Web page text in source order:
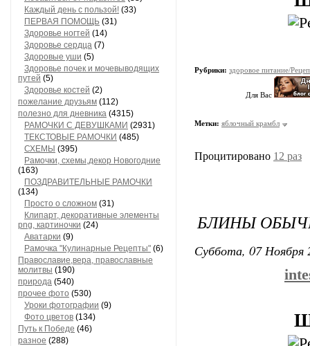
Каждый день с пользой! (33)
ПЕРВАЯ ПОМОЩЬ (31)
Здоровье ногтей (14)
Здоровье сердца (7)
Здоровые уши (5)
Здоровье почек и мочевыводящих
путей (5)
Здоровье костей (2)
пожелание друзьям (112)
полезно для дневника (4315)
РАМОЧКИ С ДЕВУШКАМИ (2931)
ТЕКСТОВЫЕ РАМОЧКИ (485)
СХЕМЫ (395)
Рамочки, схемы,декор Новогодние
(163)
ПОЗДРАВИТЕЛЬНЫЕ РАМОЧКИ
(134)
Просто о сложном (31)
Клипарт, декоративные элементы
png, картиночки (24)
Аватарки (9)
Рамочка "Кулинарные Рецепты" (6)
Православие,вера, православные
молитвы (190)
природа (540)
прочее фото (530)
Уроки фотографии (9)
Фото цветов (134)
Путь к Победе (46)
разное (288)
Рубрики: здоровое питание/
Для Вас
Метки: яблочный крамбл
Процитировано 12 раз
БЛИНЫ
Суббота, 07 Ноября